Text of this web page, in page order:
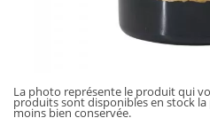
La photo représente le produit qui
produits sont disponibles en stock
moins bien conservée.